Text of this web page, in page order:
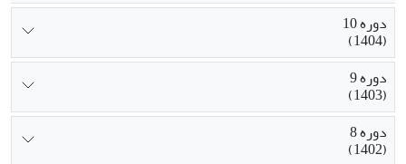
دوره 10
(1404)
دوره 9
(1403)
دوره 8
(1402)